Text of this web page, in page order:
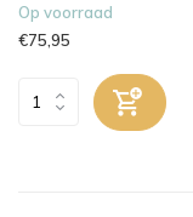
Op voorraad
€75,95